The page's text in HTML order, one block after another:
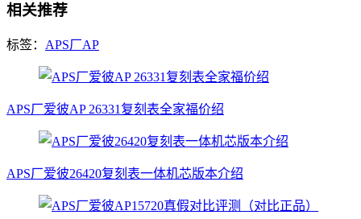
相关推荐
标签： APS厂AP
APS厂爱彼AP 26331复刻表全家福价绍
APS厂爱彼26420复刻表一体机芯版本介绍